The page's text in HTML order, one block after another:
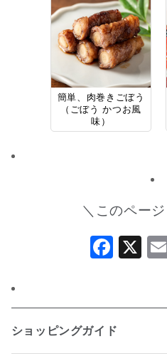
簡単、肉巻きごぼう
（ごぼう かつお風
味）
＼このペー
X
ショッピングガイド